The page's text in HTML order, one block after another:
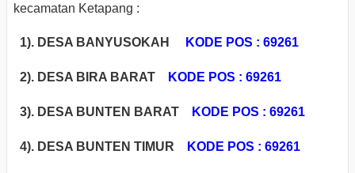
kecamatan Ketapang :
1). DESA BANYUSOKAH KODE POS : 69261
2). DESA BIRA BARAT KODE POS : 69261
3). DESA BUNTEN BARAT KODE POS : 69261
4). DESA BUNTEN TIMUR KODE POS : 69261